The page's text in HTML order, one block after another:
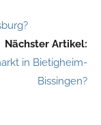
Nächster Artikel:
in Bietigheim-
Bissingen?